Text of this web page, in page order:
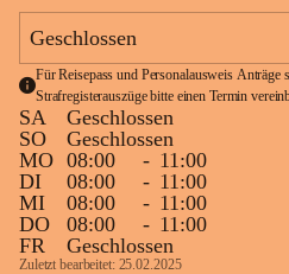
Geschlossen
Für Reisepass und Personalausweis
Strafregisterauszüge bitte einen Termin
SA
Geschlossen
SO
Geschlossen
MO 08:00 - 11:00
DI
08:00 - 11:00
MI
08:00 - 11:00
DO
08:00 - 11:00
FR
Geschlossen
Zuletzt bearbeitet: 25.02.2025